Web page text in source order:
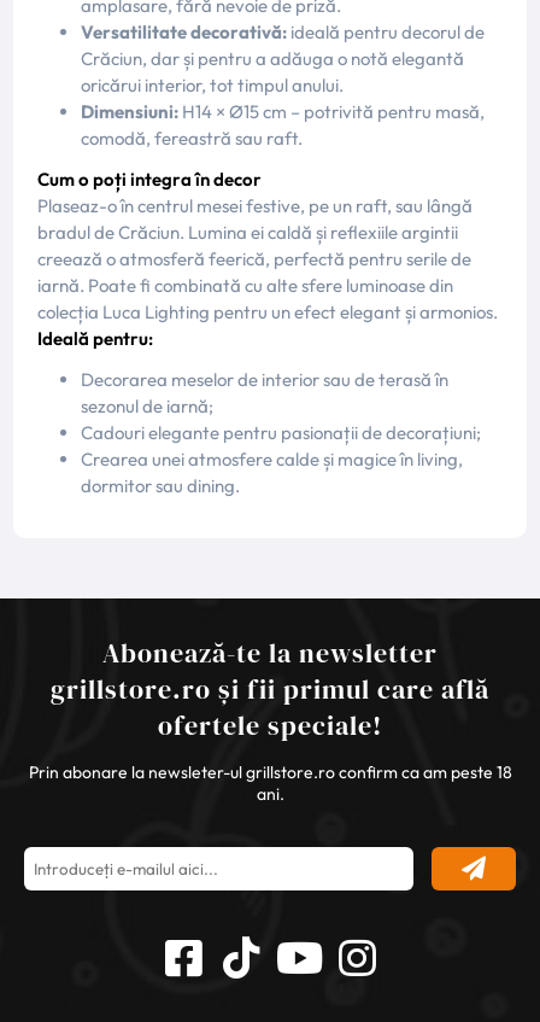
amplasare, fără nevoie de priză.
Versatilitate decorativă: ideală pentru decorul de
Crăciun, dar și pentru a adăuga o notă elegantă
oricărui interior, tot timpul anului.
Dimensiuni: H14 × Ø15 cm – potrivită pentru masă,
comodă, fereastră sau raft.
Cum o poți integra în decor
Plaseaz-o în centrul mesei festive, pe un raft, sau lângă
bradul de Crăciun. Lumina ei caldă și reflexiile argintii
creează o atmosferă feerică, perfectă pentru serile de
iarnă. Poate fi combinată cu alte sfere luminoase din
colecția Luca Lighting pentru un efect elegant și armonios.
Ideală pentru:
Decorarea meselor de interior sau de terasă în
sezonul de iarnă;
Cadouri elegante pentru pasionații de decorațiuni;
Crearea unei atmosfere calde și magice în living,
dormitor sau dining.
Abonează-te la newsletter
grillstore.ro și fii primul care află
ofertele speciale!
Prin abonare la newsleter-ul grillstore.ro confirm ca am peste 18
ani.